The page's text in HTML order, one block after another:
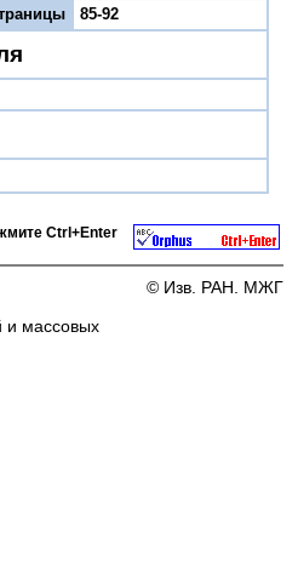
85-92
Ctrl+Enter
и массовых
© Изв. РАН. МЖГ